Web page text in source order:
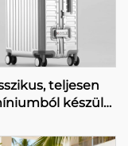
teljesen
készült
TSA-zár,